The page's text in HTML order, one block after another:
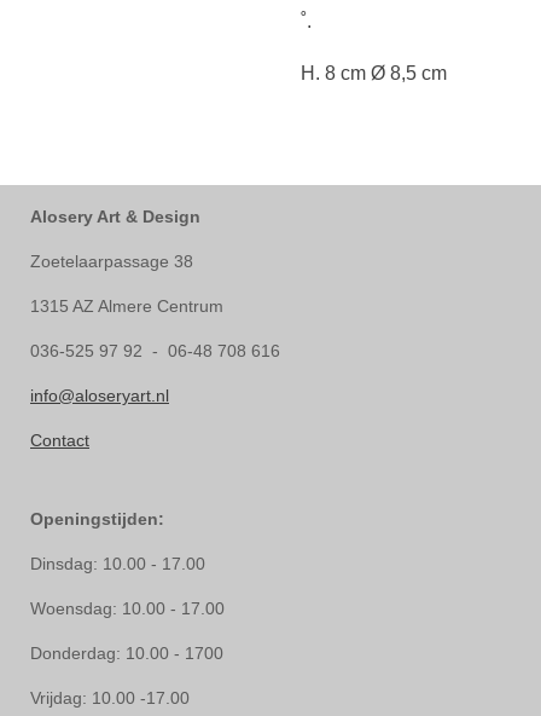
˚.
H. 8 cm Ø 8,5 cm
Alosery Art & Design
Zoetelaarpassage 38
1315 AZ Almere Centrum
036-525 97 92 - 06-48 708 616
info@aloseryart.nl
Contact
Openingstijden:
Dinsdag: 10.00 - 17.00
Woensdag: 10.00 - 17.00
Donderdag: 10.00 - 1700
Vrijdag: 10.00 -17.00